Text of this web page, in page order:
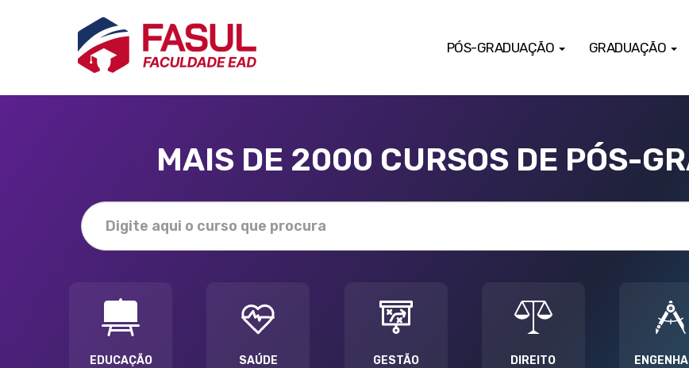
PÓS-GRADUAÇÃO GRADUAÇÃO
MAIS DE 2000 CURSOS DE PÓS-
EDUCAÇÃO SAÚDE GESTÃO DIREITO